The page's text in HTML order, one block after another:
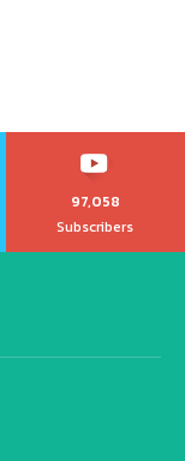
97,058
Subscribers